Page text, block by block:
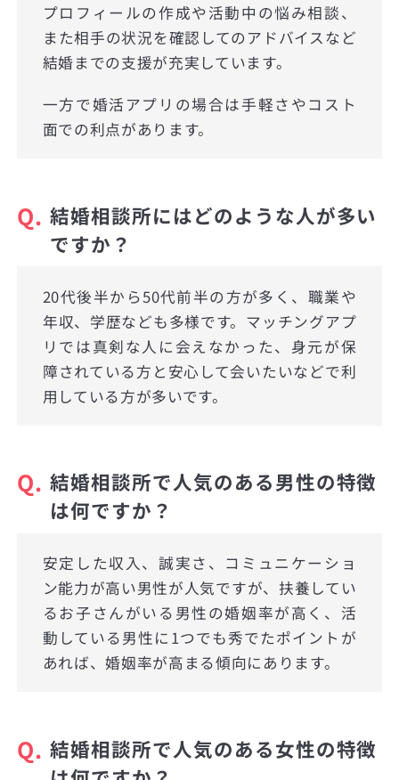
プロフィールの作成や活動中の悩み相談、
また相手の状況を確認してのアドバイスなど
結婚までの支援が充実しています。
一方で婚活アプリの場合は手軽さやコスト
面での利点があります。
Q. 結婚相談所にはどのような人が多い
ですか？
20代後半から50代前半の方が多く、職業や
年収、学歴なども多様です。マッチングアプ
リでは真剣な人に会えなかった、身元が保
障されている方と安心して会いたいなどで利
用している方が多いです。
Q. 結婚相談所で人気のある男性の特徴
は何ですか？
安定した収入、誠実さ、コミュニケーショ
ン能力が高い男性が人気ですが、扶養してい
るお子さんがいる男性の婚姻率が高く、活
動している男性に1つでも秀でたポイントが
あれば、婚姻率が高まる傾向にあります。
Q. 結婚相談所で人気のある女性の特徴